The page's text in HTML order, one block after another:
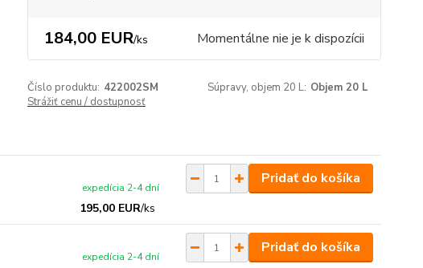
184,00 EUR/ks Momentálne nie je k dispozícii
Číslo produktu: 422002SM Súpravy, objem 20 L: Objem 20 L
Strážiť cenu / dostupnosť
195,00 EUR/ks
expedícia 2-4 dní
Pridať do košíka
expedícia 2-4 dní
Pridať do košíka